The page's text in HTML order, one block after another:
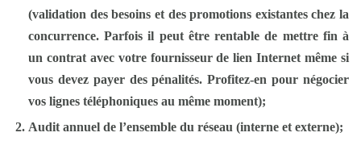
(validation des besoins et des promotions existantes chez la
concurrence.Parfois il peut être rentable de mettre fin à
un contrat avec votre fournisseur de lien Internet même si
vous devez payer des pénalités. Profitez-en pour négocier
vos lignes téléphoniques au même moment);
Audit annuel de l’ensemble du réseau (interne et externe);